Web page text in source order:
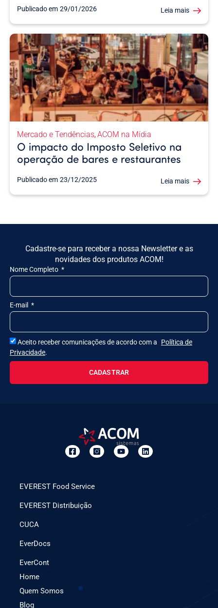
Publicado em 29/01/2026 Leia mais
Mercado e Tendências,ACOM na Mídia
O impacto do Imposto Seletivo na
operação de bares e restaurantes
Publicado em 23/12/2025 Leia mais
Cadastre-se para receber a nossa Newsletter e as
novidades dos produtos ACOM!
Nome Completo
E-mail
Aceito receber comunicações de acordo com a
Política de
Privacidade.
CADASTRAR
EVEREST Food Service
EVEREST Distribuição
CUCA
EverDocs
EverCont
Home
Quem Somos
Blog